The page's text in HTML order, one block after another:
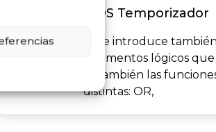
ACCESORIOS Temporizador
El temporizador se introduce
la gama de elementos lógicos que
comprenden también las
distintas: OR,